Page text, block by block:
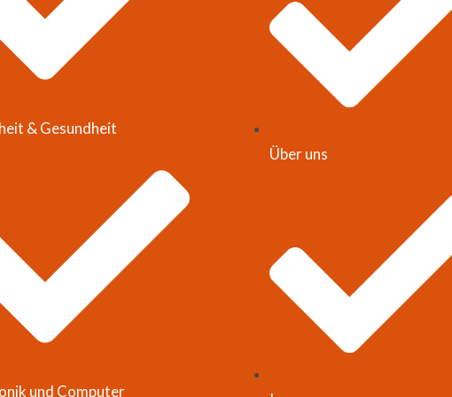
& Gesundheit
und Computer
Über uns